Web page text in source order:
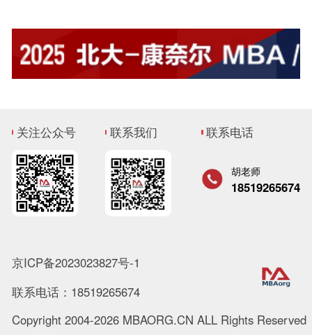
关注公众号 联系我们 联系电话
胡老师
18519265674
京ICP备2023023827号-1
联系电话：18519265674
Copyright 2004-2026 MBAORG.CN ALL Rights Reserved